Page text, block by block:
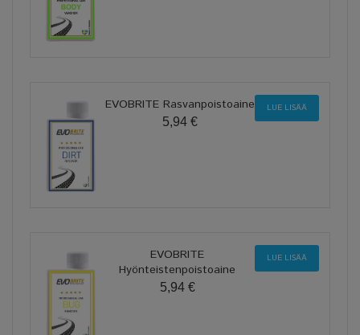
EVOBRITE Rasvanpoistoaine
5,94 €
LUE LISÄÄ
EVOBRITE
Hyönteistenpoistoaine
5,94 €
LUE LISÄÄ